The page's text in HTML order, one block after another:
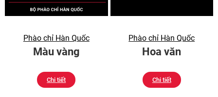
Phào chỉ Hàn Quốc
Màu vàng
Chi tiết
Phào chỉ Hàn Quốc
Hoa văn
Chi tiết